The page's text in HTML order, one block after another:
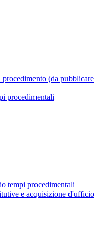
(da pubblicare
procedimentali
tempi procedimentali
e acquisizione d'ufficio